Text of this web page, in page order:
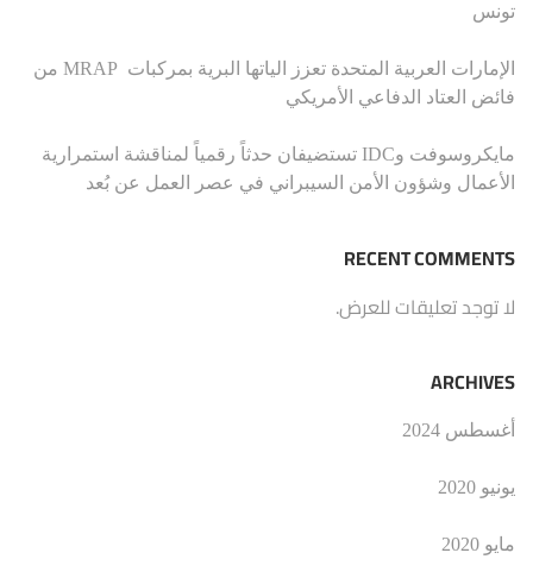
تونس
الإمارات العربية المتحدة تعزز الياتها البرية بمركبات MRAP من
فائض العتاد الدفاعي الأمريكي
مايكروسوفت وIDC تستضيفان حدثاً رقمياً لمناقشة استمرارية
الأعمال وشؤون الأمن السيبراني في عصر العمل عن بُعد
RECENT COMMENTS
لا توجد تعليقات للعرض.
ARCHIVES
أغسطس 2024
يونيو 2020
مايو 2020